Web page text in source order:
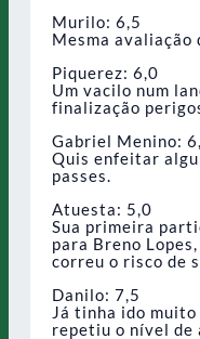
Murilo: 6,5
Mesma avaliação
Piquerez: 6,0
Um vacilo num
finalização
Gabriel Menino:
Quis enfeitar
passes.
Atuesta: 5,0
Sua primeira
para Breno
correu o risco de
Danilo: 7,5
Já tinha ido muito
repetiu o nível de